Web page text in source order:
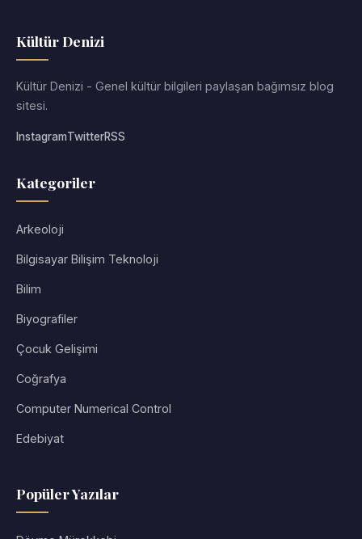
Kültür Denizi
Kültür Denizi - Genel kültür bilgileri paylaşan bağımsız blog
sitesi.
InstagramTwitterRSS
Kategoriler
Arkeoloji
Bilgisayar Bilişim Teknoloji
Bilim
Biyografiler
Çocuk Gelişimi
Coğrafya
Computer Numerical Control
Edebiyat
Popüler Yazılar